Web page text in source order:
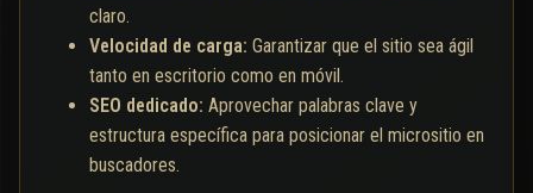
claro.
Velocidad de carga: Garantizar que el sitio sea ágil
tanto en escritorio como en móvil.
SEO dedicado: Aprovechar palabras clave y
estructura específica para posicionar el micrositio en
buscadores.